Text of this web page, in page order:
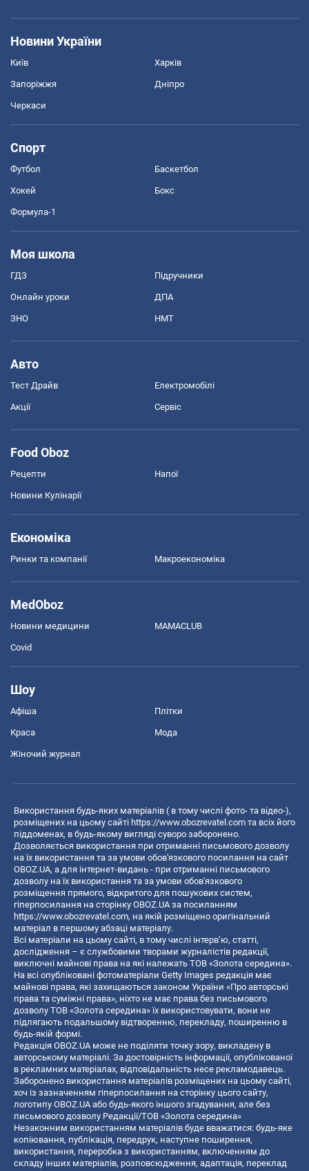
Новини України
Київ Харків
Запоріжжя Дніпро
Черкаси
Спорт
Футбол Баскетбол
Хокей Бокс
Формула-1
Моя школа
ГДЗ Підручники
Онлайн уроки ДПА
ЗНО НМТ
Авто
Тест Драйв Електромобілі
Акції Сервіс
Food Oboz
Рецепти Напої
Новини Кулінарії
Економіка
Ринки та компанії Макроекономіка
MedOboz
Новини медицини MAMACLUB
Covid
Шоу
Афіша Плітки
Краса Мода
Жіночий журнал
Використання будь-яких матеріалів ( в тому числі фото- та відео-),
розміщених на цьому сайті https://www.obozrevatel.com та всіх його
піддоменах, в будь-якому вигляді суворо заборонено.
Дозволяється використання при отриманні письмового дозволу
на їх використання та за умови обов'язкового посилання на сайт
OBOZ.UA, а для інтернет-видань - при отриманні письмового
дозволу на їх використання та за умови обов'язкового
розміщення прямого, відкритого для пошукових систем,
гіперпосилання на сторінку OBOZ.UA за посиланням
https://www.obozrevatel.com, на якій розміщено оригінальний
матеріал в першому абзаці матеріалу.
Всі матеріали на цьому сайті, в тому числі інтерв’ю, статті,
дослідження – є службовими творами журналістів редакції,
виключні майнові права на які належать ТОВ «Золота середина».
На всі опубліковані фотоматеріали Getty Images редакція має
майнові права, які захищаються законом України «Про авторські
права та суміжні права», ніхто не має права без письмового
дозволу ТОВ «Золота середина» їх використовувати, вони не
підлягають подальшому відтворенню, перекладу, поширенню в
будь-якій формі.
Редакція OBOZ.UA може не поділяти точку зору, викладену в
авторському матеріалі. За достовірність інформації, опублікованої
в рекламних матеріалах, відповідальність несе рекламодавець.
Заборонено використання матеріалів розміщених на цьому сайті,
хоч із зазначенням гіперпосилання на сторінку цього сайту,
логотипу OBOZ.UA або будь-якого іншого згадування, але без
письмового дозволу Редакції/ТОВ «Золота середина»
Незаконним використанням матеріалів буде вважатися: будь-яке
копiювання, публiкацiя, передрук, наступне поширення,
використання, переробка з використанням, включенням до
складу інших матеріалів, розповсюдження, адаптація, переклад